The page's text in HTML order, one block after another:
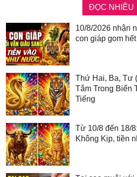
ĐỌC NHIỀU
10/8/2026 nhận
con giáp gom
Thứ Hai, Ba, Tư
Tắm Trong Biển
Tiếng
Từ 10/8 đến 18/
Không Kịp, tiền